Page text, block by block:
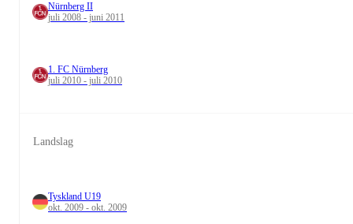
Nürnberg II
juli 2008 - juni 2011
1. FC Nürnberg
juli 2010 - juli 2010
Landslag
Tyskland U19
okt. 2009 - okt. 2009